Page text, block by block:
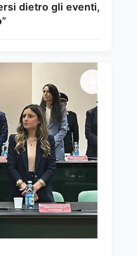
dietro gli eventi,